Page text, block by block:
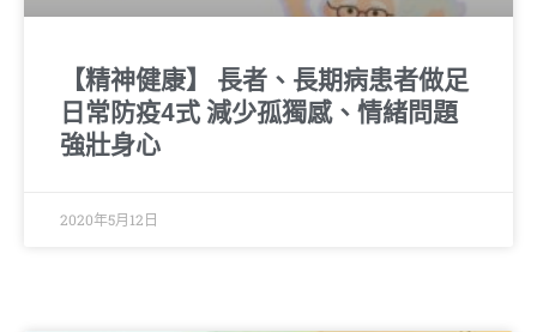
【精神健康】 長者、長期病患者做足
日常防疫4式 減少孤獨感、情緒問題
強壯身心
2020年5月12日